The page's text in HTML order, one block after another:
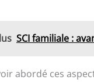
SCI familiale :
abordé ces